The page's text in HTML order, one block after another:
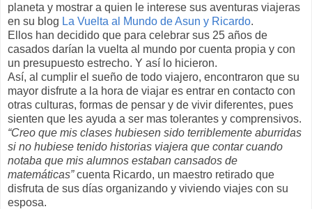
planeta y mostrar a quien le interese sus aventuras viajeras
en su blog La Vuelta al Mundo de Asun y Ricardo.
Ellos han decidido que para celebrar sus 25 años de
casados darían la vuelta al mundo por cuenta propia y con
un presupuesto estrecho. Y así lo hicieron.
Así, al cumplir el sueño de todo viajero, encontraron que su
mayor disfrute a la hora de viajar es entrar en contacto con
otras culturas, formas de pensar y de vivir diferentes, pues
sienten que les ayuda a ser mas tolerantes y comprensivos.
“Creo que mis clases hubiesen sido terriblemente aburridas
si no hubiese tenido historias viajera que contar cuando
notaba que mis alumnos estaban cansados de
matemáticas”cuenta Ricardo, un maestro retirado que
disfruta de sus días organizando y viviendo viajes con su
esposa.